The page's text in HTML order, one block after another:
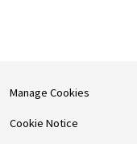
Manage Cookies
Cookie Notice